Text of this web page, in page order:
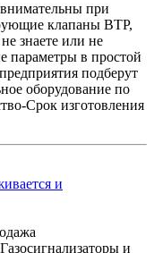
внимательны при
клапаны ВТР,
знаете или не
параметры в простой
подберут
оборудование по
Срок изготовления
и
и